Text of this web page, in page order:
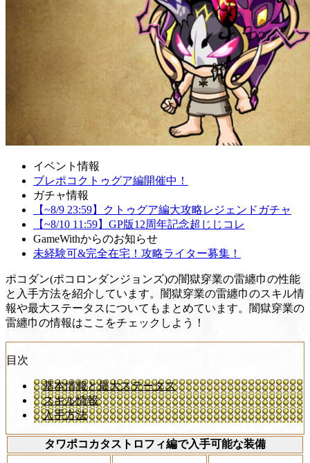
イベント情報
ブレポコクトゥグア編開催中！
ガチャ情報
【~8/9 23:59】クトゥグア編大攻略レジェンドガチャ
【~8/10 11:59】GP版12周年記念超じじコレ
GameWithからのお知らせ
未経験可&完全在宅！攻略ライター募集！
ポコダン(ポコロンダンジョンズ)の闇獄穿業の雷纏巾の性能
と入手方法を紹介しています。闇獄穿業の雷纏巾のスキル情
報や最大ステータスについてもまとめています。闇獄穿業の
雷纏巾の情報はここをチェックしよう！
目次
基本情報と最大ステータス
スキル情報
入手方法
タワポコカタストロフィ編で入手可能な装備